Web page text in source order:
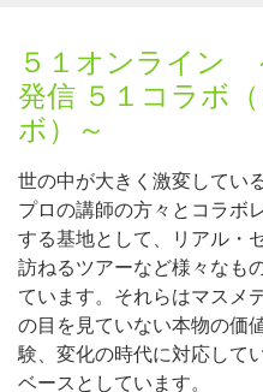
５１オンライン
発信 ５１コラボ
ボ）～
世の中が大きく激変してい
プロの講師の方々とコラボ
する基地として、リアル・
訪ねるツアーなど様々なも
ています。それらはマスメ
の目を見ていない本物の価
験、変化の時代に対応して
ベースとしています。